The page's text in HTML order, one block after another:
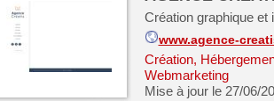
Création graphique
www.agence-
Création,
Webmarketing
Mise à jour le 27/06/